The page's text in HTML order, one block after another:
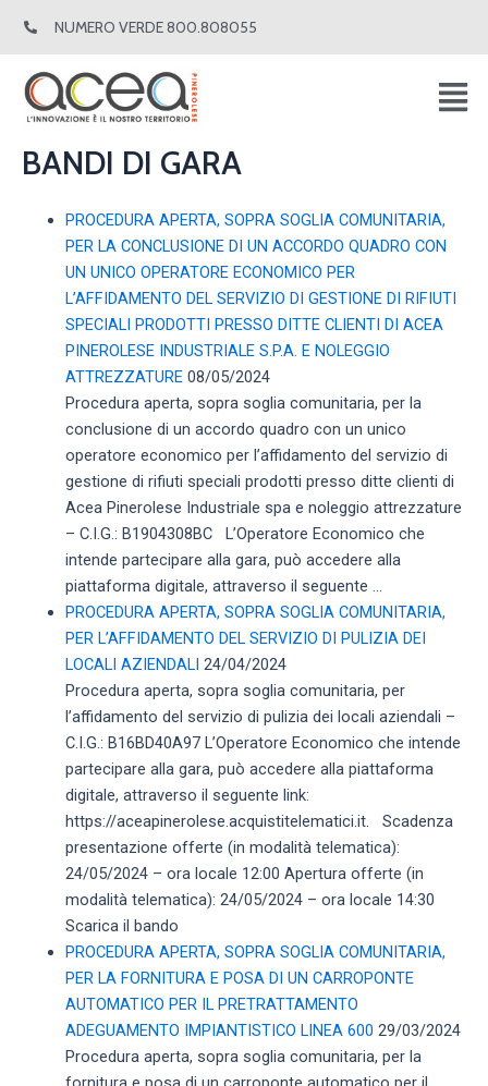
NUMERO VERDE 800.808055
BANDI DI GARA
PROCEDURA APERTA, SOPRA SOGLIA COMUNITARIA,
PER LA CONCLUSIONE DI UN ACCORDO QUADRO CON
UN UNICO OPERATORE ECONOMICO PER
L’AFFIDAMENTO DEL SERVIZIO DI GESTIONE DI RIFIUTI
SPECIALI PRODOTTI PRESSO DITTE CLIENTI DI ACEA
PINEROLESE INDUSTRIALE S.P.A. E NOLEGGIO
ATTREZZATURE 08/05/2024
Procedura aperta, sopra soglia comunitaria, per la
conclusione di un accordo quadro con un unico
operatore economico per l’affidamento del servizio di
gestione di rifiuti speciali prodotti presso ditte clienti di
Acea Pinerolese Industriale spa e noleggio attrezzature
– C.I.G.: B1904308BC L’Operatore Economico che
intende partecipare alla gara, può accedere alla
piattaforma digitale, attraverso il seguente ...
PROCEDURA APERTA, SOPRA SOGLIA COMUNITARIA,
PER L’AFFIDAMENTO DEL SERVIZIO DI PULIZIA DEI
LOCALI AZIENDALI 24/04/2024
Procedura aperta, sopra soglia comunitaria, per
l’affidamento del servizio di pulizia dei locali aziendali –
C.I.G.: B16BD40A97 L’Operatore Economico che intende
partecipare alla gara, può accedere alla piattaforma
digitale, attraverso il seguente link:
https://aceapinerolese.acquistitelematici.it. Scadenza
presentazione offerte (in modalità telematica):
24/05/2024 – ora locale 12:00 Apertura offerte (in
modalità telematica): 24/05/2024 – ora locale 14:30
Scarica il bando
PROCEDURA APERTA, SOPRA SOGLIA COMUNITARIA,
PER LA FORNITURA E POSA DI UN CARROPONTE
AUTOMATICO PER IL PRETRATTAMENTO
ADEGUAMENTO IMPIANTISTICO LINEA 600 29/03/2024
Procedura aperta, sopra soglia comunitaria, per la